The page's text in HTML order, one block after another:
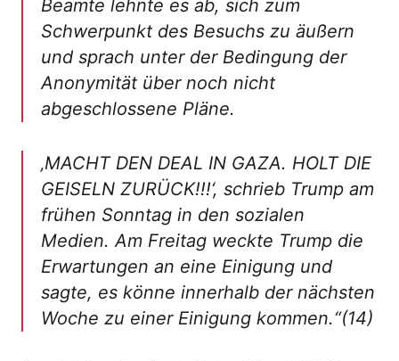
Beamte lehnte es ab, sich zum
Schwerpunkt des Besuchs zu äußern
und sprach unter der Bedingung der
Anonymität über noch nicht
abgeschlossene Pläne.
‚MACHT DEN DEAL IN GAZA. HOLT DIE
GEISELN ZURÜCK!!!‘, schrieb Trump am
frühen Sonntag in den sozialen
Medien. Am Freitag weckte Trump die
Erwartungen an eine Einigung und
sagte, es könne innerhalb der nächsten
Woche zu einer Einigung kommen.“(14)